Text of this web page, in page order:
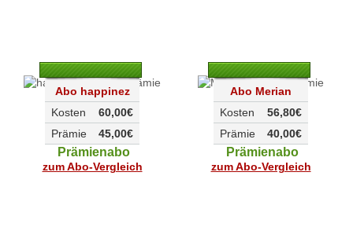
Abo happinez
60,00€
Kosten
45,00€
Prämie
Prämienabo
zum Abo-Vergleich
Abo Merian
56,80€
Kosten
40,00€
Prämie
Prämienabo
zum Abo-Vergleich